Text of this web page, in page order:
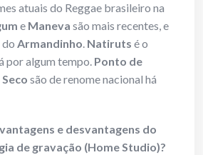
atuais do Reggae brasileiro na
e Maneva são mais recentes, e
do Armandinho. Natiruts é o
por algum tempo. Ponto de
são de renome nacional há
e desvantagens do
de gravação (Home Studio)?